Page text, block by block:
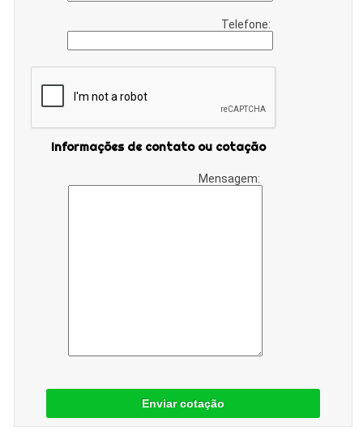
Telefone:
Informações de contato ou cotação
Mensagem:
Enviar cotação